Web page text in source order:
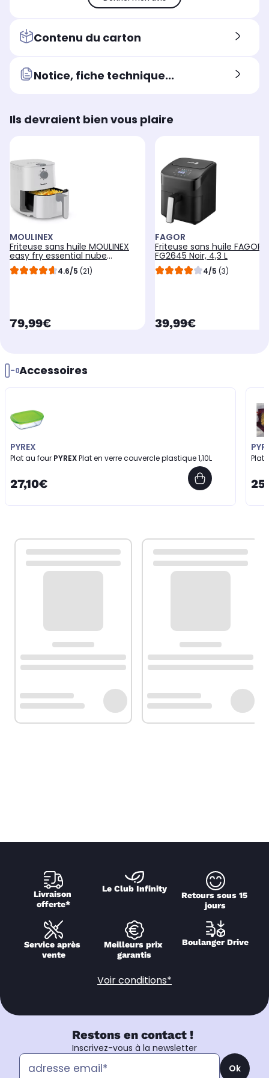
Oui
Contenu du carton
Notice, fiche technique...
Ils devraient bien vous plaire
MOULINEX
Friteuse sans huile MOULINEX
easy fry essential nube
EZ130A20 4.6/5 (21)
currentPrice
79,99€
FAGOR
Friteuse sans huile FAGOR
FG2645 Noir, 4,3 L
4/5 (3)
currentPrice
39,99€
Accessoires
PYREX
Plat au four PYREXPlat en verre couvercle plastique 1,10L
27,10€
Plat
Livraison
offerte*
Le Club Infinity
Retours sous 15
jours
Service après
vente
Meilleurs prix
garantis
Boulanger Drive
Voir conditions*
Restons en contact !
Inscrivez-vous à la newsletter
Ok